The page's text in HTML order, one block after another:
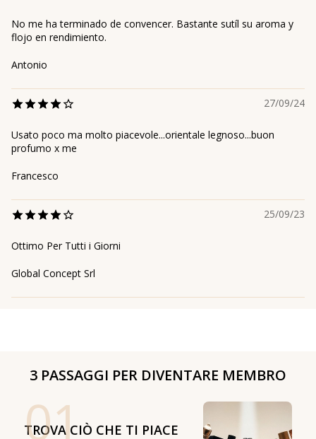
No me ha terminado de convencer. Bastante sutíl su aroma y
flojo en rendimiento.
Antonio
27/09/24
Usato poco ma molto piacevole...orientale legnoso...buon
profumo x me
Francesco
25/09/23
Ottimo Per Tutti i Giorni
Global Concept Srl
3 PASSAGGI PER DIVENTARE MEMBRO
01
TROVA CIÒ CHE TI PIACE